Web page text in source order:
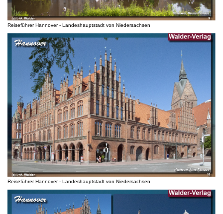
Reiseführer Hannover - Landeshauptstadt von Niedersachsen
Reiseführer Hannover - Landeshauptstadt von Niedersachsen